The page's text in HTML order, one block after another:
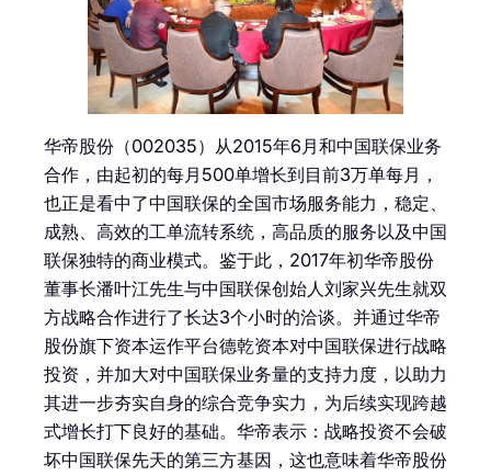
华帝股份（002035）从2015年6月和中国联保业务
合作，由起初的每月500单增长到目前3万单每月，
也正是看中了中国联保的全国市场服务能力，稳定、
成熟、高效的工单流转系统，高品质的服务以及中国
联保独特的商业模式。鉴于此，2017年初华帝股份
董事长潘叶江先生与中国联保创始人刘家兴先生就双
方战略合作进行了长达3个小时的洽谈。并通过华帝
股份旗下资本运作平台德乾资本对中国联保进行战略
投资，并加大对中国联保业务量的支持力度，以助力
其进一步夯实自身的综合竞争实力，为后续实现跨越
式增长打下良好的基础。华帝表示：战略投资不会破
坏中国联保先天的第三方基因，这也意味着华帝股份